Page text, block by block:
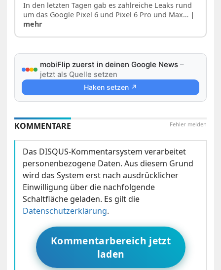
In den letzten Tagen gab es zahlreiche Leaks rund
um das Google Pixel 6 und Pixel 6 Pro und Max… |
mehr
mobiFlip zuerst in deinen Google News –
jetzt als Quelle setzen
Haken setzen ↗
Fehler melden
KOMMENTARE
Das DISQUS-Kommentarsystem verarbeitet
personenbezogene Daten. Aus diesem Grund
wird das System erst nach ausdrücklicher
Einwilligung über die nachfolgende
Schaltfläche geladen. Es gilt die
Datenschutzerklärung.
Kommentarbereich jetzt
laden